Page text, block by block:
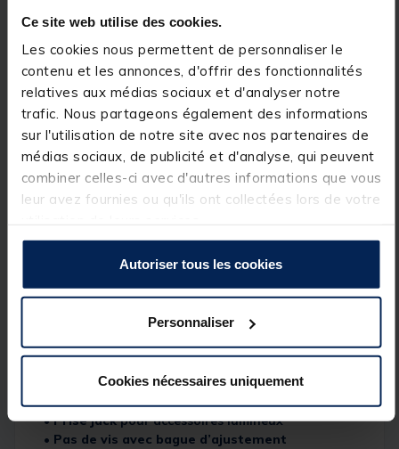
Ce site web utilise des cookies.
Les cookies nous permettent de personnaliser le
contenu et les annonces, d'offrir des fonctionnalités
relatives aux médias sociaux et d'analyser notre
trafic. Nous partageons également des informations
sur l'utilisation de notre site avec nos partenaires de
médias sociaux, de publicité et d'analyse, qui peuvent
combiner celles-ci avec d'autres informations que vous
leur avez fournies ou qu'ils ont collectées lors de votre
Autoriser tous les cookies
Personnaliser
Cookies nécessaires uniquement
Les réglages se font simplement grâce aux quatre
boutons dédiés, rendant l’utilisation du système
rapide et intuitive. Uneprise jack intégréepermet
également de connecter facilement des accessoires
lumineux tels que des indicateurs ou swingers.
Détails
•Technologie digitale
6 tonalités différentes
•Diodes haute visibilité
•2 diodes latérales: détection de touche et
• Système de détection parroulette aimantée
avec joint de contact
•Prise jackpour accessoires lumineux
• Pas de vis avec bague d’ajustement